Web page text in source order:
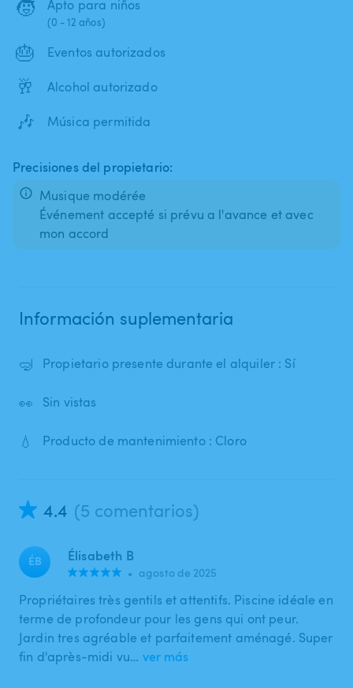
🧒 Apto para niños
(0 - 12 años)
🎂 Eventos autorizados
🥂 Alcohol autorizado
🎶 Música permitida
Precisiones del propietario:
Musique modérée
Événement accepté si prévu a l'avance et avec
mon accord
Información suplementaria
🤿 Propietario presente durante el alquiler : Sí
👀 Sin vistas
💧 Producto de mantenimiento : Cloro
4.4 (5 comentarios)
ÉB Élisabeth B
• agosto de 2025
Propriétaires très gentils et attentifs. Piscine idéale en
terme de profondeur pour les gens qui ont peur.
Jardin tres agréable et parfaitement aménagé. Super
fin d'après-midi vu… ver más